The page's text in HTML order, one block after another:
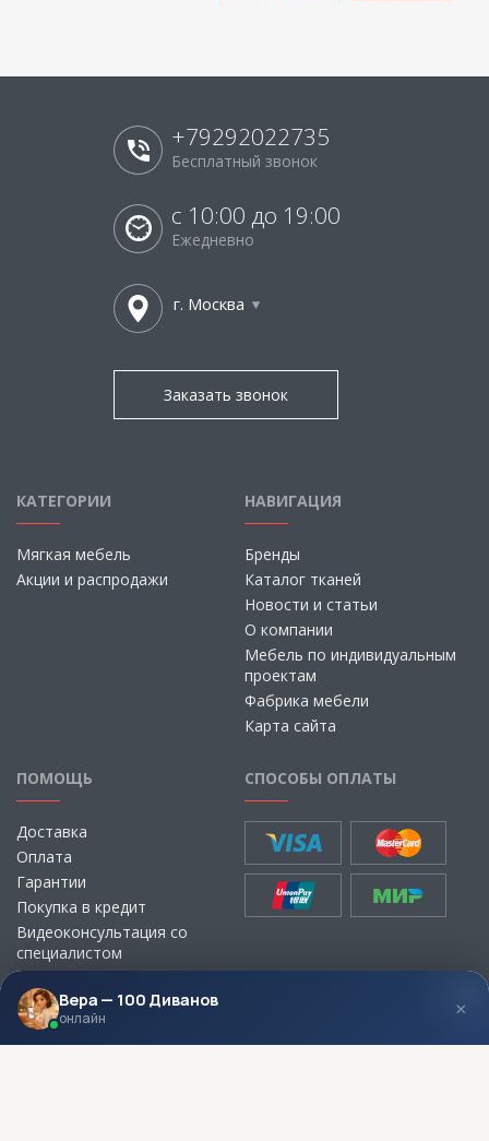
+79292022735
Бесплатный звонок
с 10:00 до 19:00
Ежедневно
г. Москва
Заказать звонок
КАТЕГОРИИ
Мягкая мебель
Акции и распродажи
НАВИГАЦИЯ
Бренды
Каталог тканей
Новости и статьи
О компании
Мебель по индивидуальным
проектам
Фабрика мебели
Карта сайта
ПОМОЩЬ
Доставка
Оплата
Гарантии
Покупка в кредит
Видеоконсультация со
специалистом
Выбор ткани для мебели без
визита в магазин
СПОСОБЫ ОПЛАТЫ
МЫ В СОЦСЕТЯХ КОНТАКТЫ
Вера — 100 Диванов
онлайн ×